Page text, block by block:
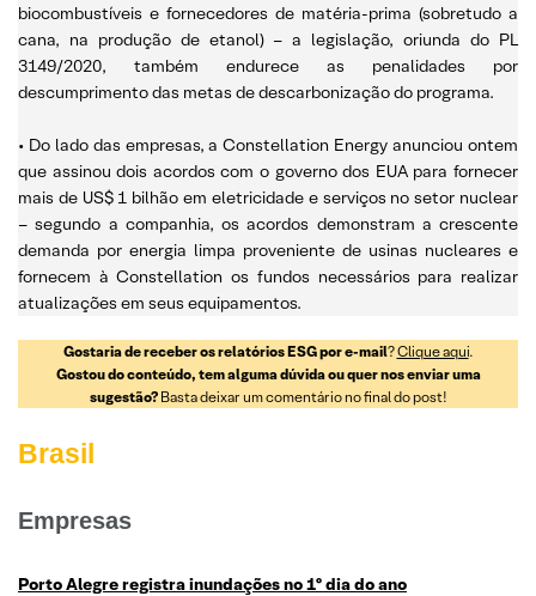
biocombustíveis e fornecedores de matéria-prima (sobretudo a
cana, na produção de etanol) – a legislação, oriunda do PL
3149/2020, também endurece as penalidades por
descumprimento das metas de descarbonização do programa.
• Do lado das empresas, a Constellation Energy anunciou ontem
que assinou dois acordos com o governo dos EUA para fornecer
mais de US$ 1 bilhão em eletricidade e serviços no setor nuclear
– segundo a companhia, os acordos demonstram a crescente
demanda por energia limpa proveniente de usinas nucleares e
fornecem à Constellation os fundos necessários para realizar
atualizações em seus equipamentos.
Gostaria de receber os relatórios ESG por e-mail?Clique aqui.
Gostou do conteúdo, tem alguma dúvida ou quer nos enviar uma
sugestão?Basta deixar um comentário no final do post!
Brasil
Empresas
Porto Alegre registra inundações no 1º dia do ano